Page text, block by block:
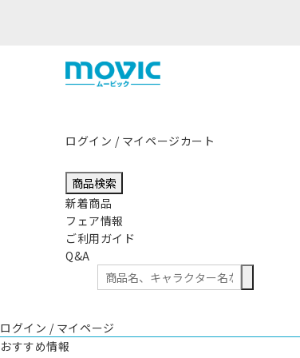
ログイン / マイページカート
商品検索
新着商品
フェア情報
ご利用ガイド
Q&A
ログイン / マイページ
おすすめ情報